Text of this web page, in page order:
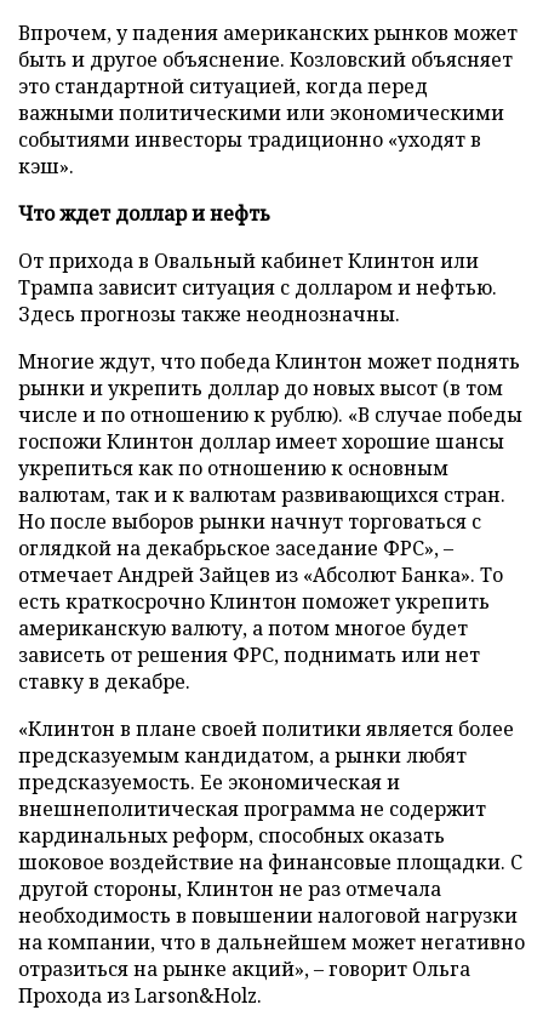
Впрочем, у падения американских рынков может
быть и другое объяснение. Козловский объясняет
это стандартной ситуацией, когда перед
важными политическими или экономическими
событиями инвесторы традиционно «уходят в
кэш».
Что ждет доллар и нефть
От прихода в Овальный кабинет Клинтон или
Трампа зависит ситуация с долларом и нефтью.
Здесь прогнозы также неоднозначны.
Многие ждут, что победа Клинтон может поднять
рынки и укрепить доллар до новых высот (в том
числе и по отношению к рублю). «В случае победы
госпожи Клинтон доллар имеет хорошие шансы
укрепиться как по отношению к основным
валютам, так и к валютам развивающихся стран.
Но после выборов рынки начнут торговаться с
оглядкой на декабрьское заседание ФРС», –
отмечает Андрей Зайцев из «Абсолют Банка». То
есть краткосрочно Клинтон поможет укрепить
американскую валюту, а потом многое будет
зависеть от решения ФРС, поднимать или нет
ставку в декабре.
«Клинтон в плане своей политики является более
предсказуемым кандидатом, а рынки любят
предсказуемость. Ее экономическая и
внешнеполитическая программа не содержит
кардинальных реформ, способных оказать
шоковое воздействие на финансовые площадки. С
другой стороны, Клинтон не раз отмечала
необходимость в повышении налоговой нагрузки
на компании, что в дальнейшем может негативно
отразиться на рынке акций», – говорит Ольга
Прохода из Larson&Holz.